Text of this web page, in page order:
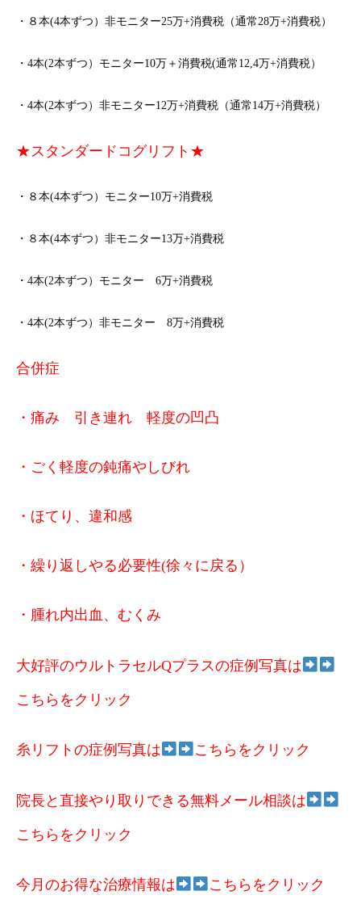
・８本(4本ずつ）非モニター25万+消費税（通常28万+消費税）
・4本(2本ずつ）モニター10万＋消費税(通常12,4万+消費税）
・4本(2本ずつ）非モニター12万+消費税（通常14万+消費税）
★スタンダードコグリフト★
・８本(4本ずつ）モニター10万+消費税
・８本(4本ずつ）非モニター13万+消費税
・4本(2本ずつ）モニター 6万+消費税
・4本(2本ずつ）非モニター 8万+消費税
合併症
・痛み 引き連れ 軽度の凹凸
・ごく軽度の鈍痛やしびれ
・ほてり、違和感
・繰り返しやる必要性(徐々に戻る）
・腫れ内出血、むくみ
大好評のウルトラセルQプラスの症例写真は
こちらをクリック
糸リフトの症例写真は こちらをクリック
院長と直接やり取りできる無料メール相談は
こちらをクリック
今月のお得な治療情報は こちらをクリック